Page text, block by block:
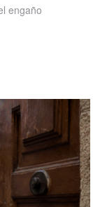
engaño